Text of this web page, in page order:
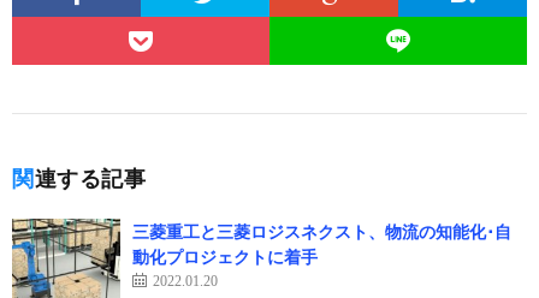
関連する記事
三菱重工と三菱ロジスネクスト、物流の知能化･自
動化プロジェクトに着手
2022.01.20